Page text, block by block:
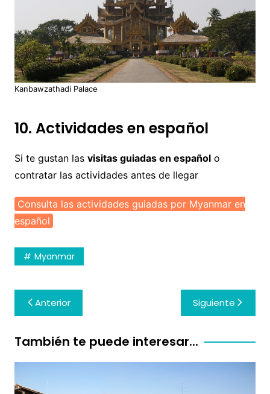
Kanbawzathadi Palace
10. Actividades en español
Si te gustan las visitas guiadas en españolo
contratar las actividades antes de llegar
Consulta las actividades guiadas por Myanmar en
español
Myanmar
Navegación
de
entradas
Anterior Siguiente
También te puede interesar...